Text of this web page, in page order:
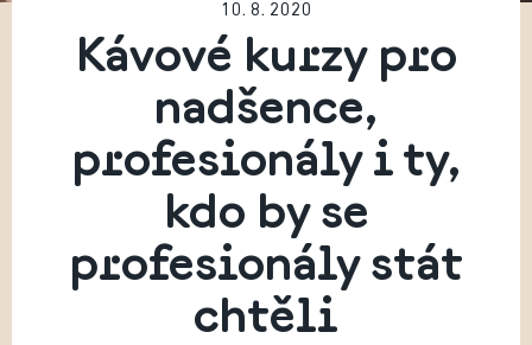
10. 8. 2020
Kávové kurzy pro
nadšence,
profesionály i ty,
kdo by se
profesionály stát
chtěli